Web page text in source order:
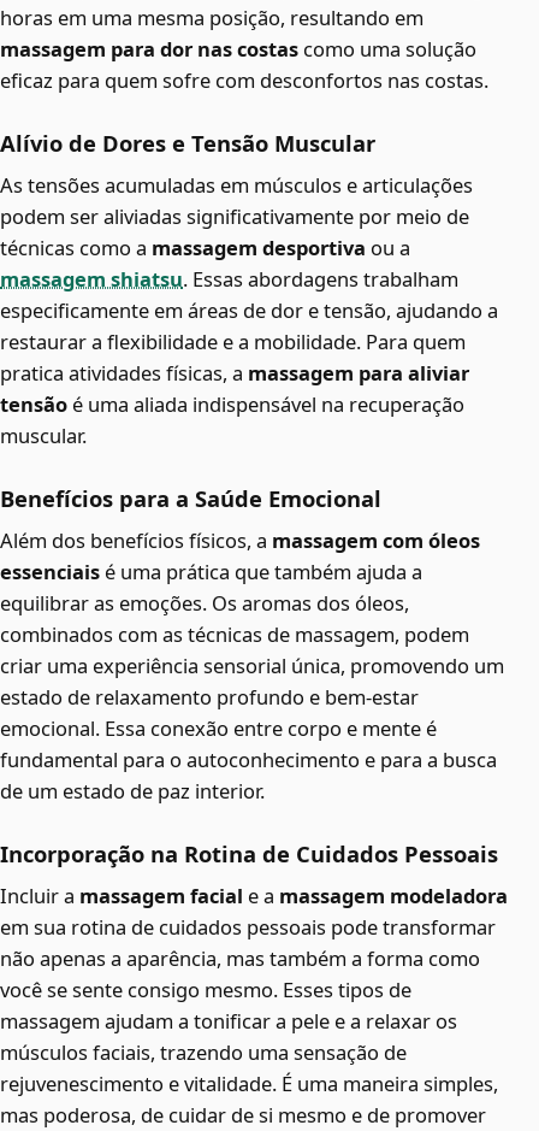
horas em uma mesma posição, resultando em
massagem para dor nas costas como uma solução
eficaz para quem sofre com desconfortos nas costas.
Alívio de Dores e Tensão Muscular
As tensões acumuladas em músculos e articulações
podem ser aliviadas significativamente por meio de
técnicas como a massagem desportiva ou a
massagem shiatsu. Essas abordagens trabalham
especificamente em áreas de dor e tensão, ajudando a
restaurar a flexibilidade e a mobilidade. Para quem
pratica atividades físicas, a massagem para aliviar
tensão é uma aliada indispensável na recuperação
muscular.
Benefícios para a Saúde Emocional
Além dos benefícios físicos, a massagem com óleos
essenciais é uma prática que também ajuda a
equilibrar as emoções. Os aromas dos óleos,
combinados com as técnicas de massagem, podem
criar uma experiência sensorial única, promovendo um
estado de relaxamento profundo e bem-estar
emocional. Essa conexão entre corpo e mente é
fundamental para o autoconhecimento e para a busca
de um estado de paz interior.
Incorporação na Rotina de Cuidados Pessoais
Incluir a massagem facial e a massagem modeladora
em sua rotina de cuidados pessoais pode transformar
não apenas a aparência, mas também a forma como
você se sente consigo mesmo. Esses tipos de
massagem ajudam a tonificar a pele e a relaxar os
músculos faciais, trazendo uma sensação de
rejuvenescimento e vitalidade. É uma maneira simples,
mas poderosa, de cuidar de si mesmo e de promover